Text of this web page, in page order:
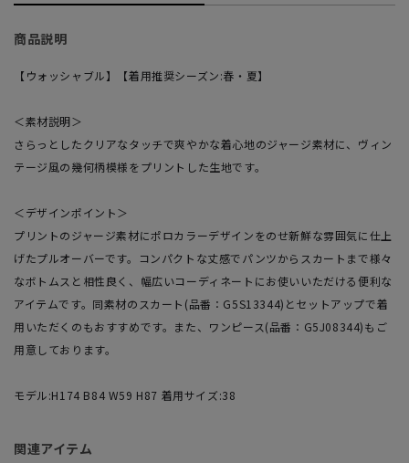
商品説明
【ウォッシャブル】【着用推奨シーズン:春・夏】
＜素材説明＞
さらっとしたクリアなタッチで爽やかな着心地のジャージ素材に、ヴィン
テージ風の幾何柄模様をプリントした生地です。
＜デザインポイント＞
プリントのジャージ素材にポロカラーデザインをのせ新鮮な雰囲気に仕上
げたプルオーバーです。コンパクトな丈感でパンツからスカートまで様々
なボトムスと相性良く、幅広いコーディネートにお使いいただける便利な
アイテムです。同素材のスカート(品番：G5S13344)とセットアップで着
用いただくのもおすすめです。また、ワンピース(品番：G5J08344)もご
用意しております。
モデル:H174 B84 W59 H87 着用サイズ:38
関連アイテム